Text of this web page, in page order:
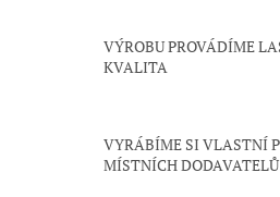
VÝROBU PROVÁDÍME
KVALITA
VYRÁBÍME SI VLASTNÍ
MÍSTNÍCH DODAVATELŮ